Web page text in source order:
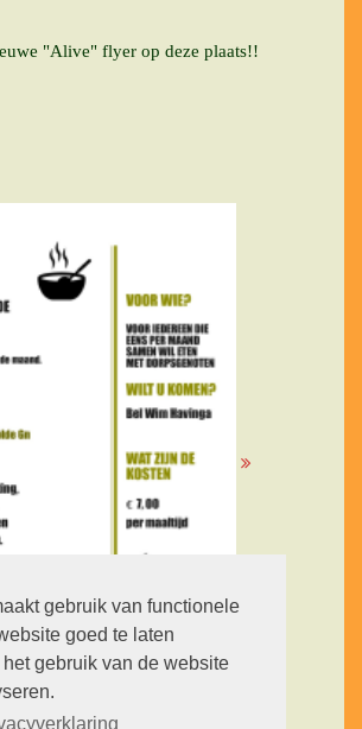
gebruik van functionele
goed te laten
gebruik van de website
"Alive" flyer op deze plaats!!